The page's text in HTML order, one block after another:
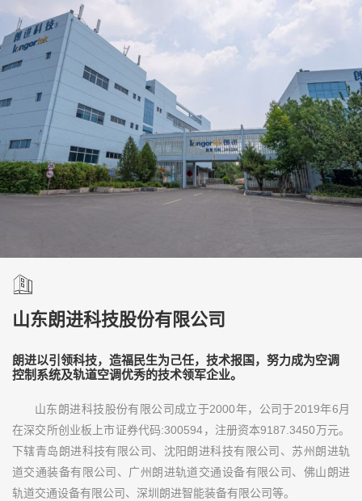
山东朗进科技股份有限公司
朗进以引领科技，造福民生为己任，技术报国，努力成为空调
控制系统及轨道空调优秀的技术领军企业。
山东朗进科技股份有限公司成立于2000年，公司于2019年6月
在深交所创业板上市证券代码:300594，注册资本9187.3450万元。
下辖青岛朗进科技有限公司、沈阳朗进科技有限公司、苏州朗进轨
道交通装备有限公司、广州朗进轨道交通设备有限公司、佛山朗进
轨道交通设备有限公司、深圳朗进智能装备有限公司等。